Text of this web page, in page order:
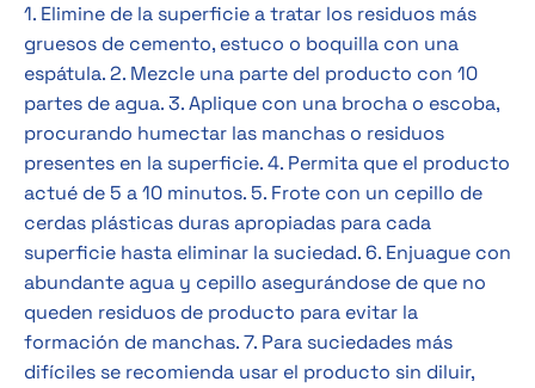
1. Elimine de la superficie a tratar los residuos más
gruesos de cemento, estuco o boquilla con una
espátula. 2. Mezcle una parte del producto con 10
partes de agua. 3. Aplique con una brocha o escoba,
procurando humectar las manchas o residuos
presentes en la superficie. 4. Permita que el producto
actué de 5 a 10 minutos. 5. Frote con un cepillo de
cerdas plásticas duras apropiadas para cada
superficie hasta eliminar la suciedad. 6. Enjuague con
abundante agua y cepillo asegurándose de que no
queden residuos de producto para evitar la
formación de manchas. 7. Para suciedades más
difíciles se recomienda usar el producto sin diluir,